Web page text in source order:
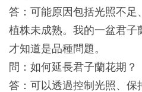
答：可能原因包括光照不
植株未成熟。我的一盆君子
才知道是品種問題。
問：如何延長君子蘭花期？
答：可以透過控制光照、保